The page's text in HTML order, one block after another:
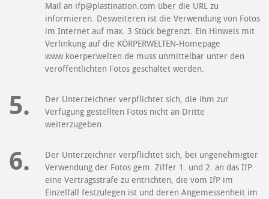
Mail an ifp@plastination.com über die URL zu
informieren. Desweiteren ist die Verwendung von Fotos
im Internet auf max. 3 Stück begrenzt. Ein Hinweis mit
Verlinkung auf die KÖRPERWELTEN-Homepage
www.koerperwelten.de muss unmittelbar unter den
veröffentlichten Fotos geschaltet werden.
Der Unterzeichner verpflichtet sich, die ihm zur
Verfügung gestellten Fotos nicht an Dritte
weiterzugeben.
Der Unterzeichner verpflichtet sich, bei ungenehmigter
Verwendung der Fotos gem. Ziffer 1. und 2. an das IfP
eine Vertragsstrafe zu entrichten, die vom IfP im
Einzelfall festzulegen ist und deren Angemessenheit im